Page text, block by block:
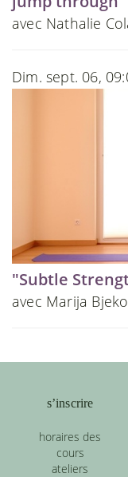
avec Nathalie
Dim. sept. 06,
"Subtle
avec Marija
s’inscrire
horaires des
cours
ateliers